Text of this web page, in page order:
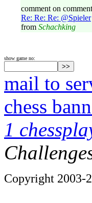
comment on comment
Re: Re: Re: @Spieler
from Schachking
show game no:
mail to
chess
1
Copyright 2003-